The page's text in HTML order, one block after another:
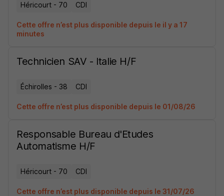
Héricourt - 70 CDI
Cette offre n’est plus disponible depuis le il y a 17
minutes
Technicien SAV - Italie H/F
Échirolles - 38 CDI
Cette offre n’est plus disponible depuis le 01/08/26
Responsable Bureau d'Etudes
Automatisme H/F
Héricourt - 70 CDI
Cette offre n’est plus disponible depuis le 31/07/26